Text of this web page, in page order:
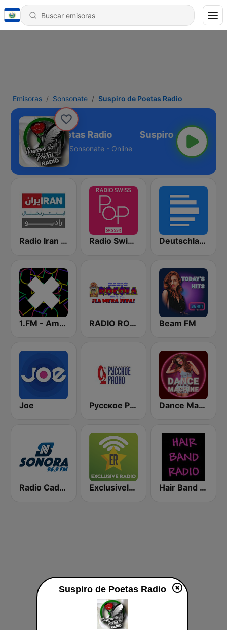
Emisoras Sonsonate Suspiro de Poetas Radio
Suspiro de Poetas Radio
Sonsonate - Online
Radio Iran International Radio Swiss Pop Deutschlandfunk
1.FM - Amsterdam Trance RADIO ROCOLA 103.7 FM Beam FM
Joe Русское Радио Dance Machine
Radio Cadena Sonora Exclusively Michael Jackson Hair Band Radio
Suspiro de Poetas Radio